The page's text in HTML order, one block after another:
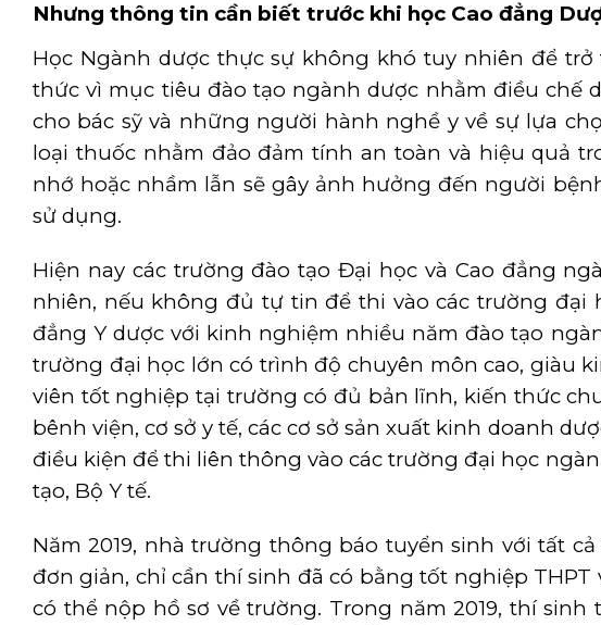
Nhưng thông tin cần biết trước khi học Cao đẳng
Học Ngành dược thực sự không khó tuy nhiên để
thức vì mục tiêu đào tạo ngành dược nhằm điều chế
cho bác sỹ và những người hành nghề y về sự lựa
loại thuốc nhằm đảo đảm tính an toàn và hiệu quả
nhớ hoặc nhầm lẫn sẽ gây ảnh hưởng đến người
sử dụng.
Hiện nay các trường đào tạo Đại học và Cao đẳng
nhiên, nếu không đủ tự tin để thi vào các trường đại
đẳng Y dược với kinh nghiệm nhiều năm đào tạo
trường đại học lớn có trình độ chuyên môn cao, giàu
viên tốt nghiệp tại trường có đủ bản lĩnh, kiến thức
bênh viện, cơ sở y tế, các cơ sở sản xuất kinh doanh
điều kiện để thi liên thông vào các trường đại học
tạo, Bộ Y tế.
Năm 2019, nhà trường thông báo tuyển sinh với tất
đơn giản, chỉ cần thí sinh đã có bằng tốt nghiệp
có thể nộp hồ sơ về trường. Trong năm 2019, thí